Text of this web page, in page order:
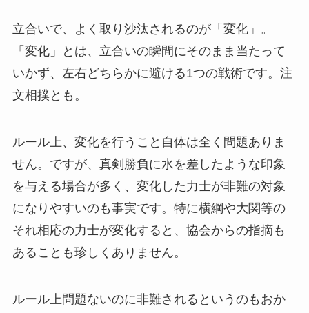
立合いで、よく取り沙汰されるのが「変化」。
「変化」とは、立合いの瞬間にそのまま当たって
いかず、左右どちらかに避ける1つの戦術です。注
文相撲とも。
ルール上、変化を行うこと自体は全く問題ありま
せん。ですが、真剣勝負に水を差したような印象
を与える場合が多く、変化した力士が非難の対象
になりやすいのも事実です。特に横綱や大関等の
それ相応の力士が変化すると、協会からの指摘も
あることも珍しくありません。
ルール上問題ないのに非難されるというのもおか